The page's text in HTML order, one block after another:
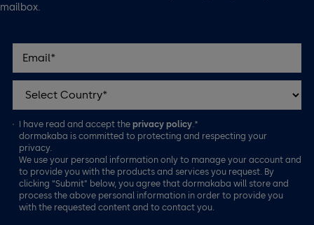
mailbox.
I have read and accept theprivacy policy.*
dormakaba is committed to protecting and respecting your
privacy.
We use your personal information only to manage your account and
to provide you with the products and services you request. By
clicking “Submit” below, you agree that dormakaba will store and
process the above personal information in order to provide you
with the requested content and to contact you.